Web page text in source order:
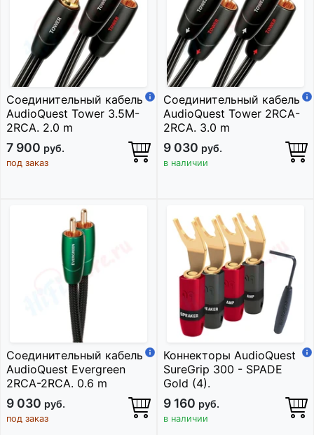
Соединительный кабель
AudioQuest Tower 3.5M-
2RCA. 2.0 m
7 900 руб.
под заказ
Соединительный кабель
AudioQuest Tower 2RCA-
2RCA. 3.0 m
9 030 руб.
в наличии
Соединительный кабель
AudioQuest Evergreen
2RCA-2RCA. 0.6 m
9 030 руб.
под заказ
Коннекторы AudioQuest
SureGrip 300 - SPADE
Gold (4).
9 160 руб.
в наличии